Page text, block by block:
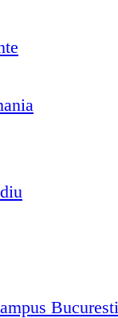
Bucuresti